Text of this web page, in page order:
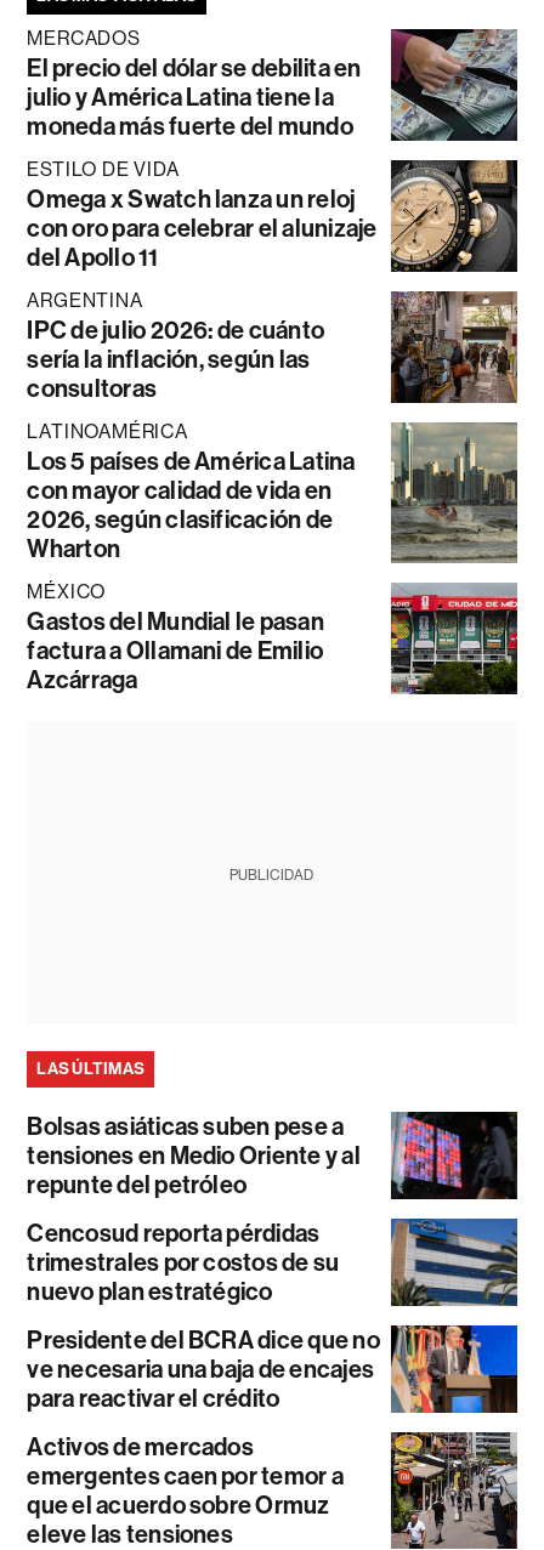
MERCADOS
El precio del dólar se debilita en
julio y América Latina tiene la
moneda más fuerte del mundo
ESTILO DE VIDA
Omega x Swatch lanza un reloj
con oro para celebrar el alunizaje
del Apollo 11
ARGENTINA
IPC de julio 2026: de cuánto
sería la inflación, según las
consultoras
LATINOAMÉRICA
Los 5 países de América Latina
con mayor calidad de vida en
2026, según clasificación de
Wharton
MÉXICO
Gastos del Mundial le pasan
factura a Ollamani de Emilio
Azcárraga
PUBLICIDAD
LAS ÚLTIMAS
Bolsas asiáticas suben pese a
tensiones en Medio Oriente y al
repunte del petróleo
Cencosud reporta pérdidas
trimestrales por costos de su
nuevo plan estratégico
Presidente del BCRA dice que no
ve necesaria una baja de encajes
para reactivar el crédito
Activos de mercados
emergentes caen por temor a
que el acuerdo sobre Ormuz
eleve las tensiones